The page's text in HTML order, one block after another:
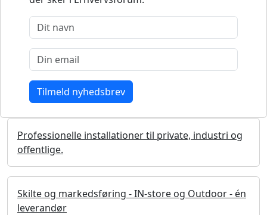
Professionelle installationer til private, industri og
offentlige.
Skilte og markedsføring - IN-store og Outdoor - én
leverandør